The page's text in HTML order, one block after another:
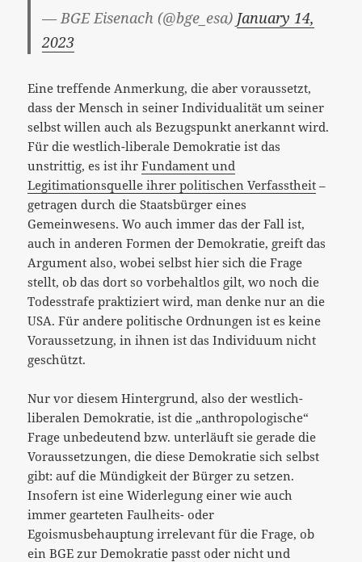
— BGE Eisenach (@bge_esa) January 14,
2023
Eine treffende Anmerkung, die aber voraussetzt,
dass der Mensch in seiner Individualität um seiner
selbst willen auch als Bezugspunkt anerkannt wird.
Für die westlich-liberale Demokratie ist das
unstrittig, es ist ihrFundament und
Legitimationsquelle ihrer politischen Verfasstheit –
getragen durch die Staatsbürger eines
Gemeinwesens. Wo auch immer das der Fall ist,
auch in anderen Formen der Demokratie, greift das
Argument also, wobei selbst hier sich die Frage
stellt, ob das dort so vorbehaltlos gilt, wo noch die
Todesstrafe praktiziert wird, man denke nur an die
USA. Für andere politische Ordnungen ist es keine
Voraussetzung, in ihnen ist das Individuum nicht
geschützt.
Nur vor diesem Hintergrund, also der westlich-
liberalen Demokratie, ist die „anthropologische“
Frage unbedeutend bzw. unterläuft sie gerade die
Voraussetzungen, die diese Demokratie sich selbst
gibt: auf die Mündigkeit der Bürger zu setzen.
Insofern ist eine Widerlegung einer wie auch
immer gearteten Faulheits- oder
Egoismusbehauptung irrelevant für die Frage, ob
ein BGE zur Demokratie passt oder nicht und